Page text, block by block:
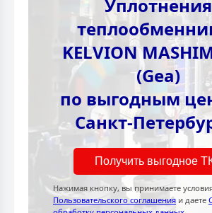
Уплотнения
KELVION
(Gea)
по выгодным
Санкт-
Получить выгодное
Нажимая кнопку, вы принимаете
Пользовательского соглашения и даете